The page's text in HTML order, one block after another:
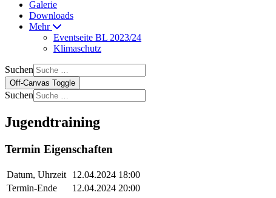
Galerie
Downloads
Mehr
Eventseite BL 2023/24
Klimaschutz
Suchen
Off-Canvas Toggle
Suchen
Jugendtraining
Termin Eigenschaften
Datum, Uhrzeit
12.04.2024 18:00
Termin-Ende
12.04.2024 20:00